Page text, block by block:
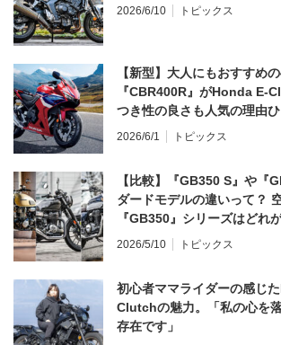
2026/6/10 トピックス
【新型】大人にもおすすめ
『CBR400R』がHonda E-
つき性の良さも人気の理由ひ
2026/6/1 トピックス
【比較】『GB350 S』や『
ダードモデルの違いって？
『GB350』シリーズはどれ
2026/5/10 トピックス
初心者ママライダーの感じ
Clutchの魅力。「私の心を
存在です」